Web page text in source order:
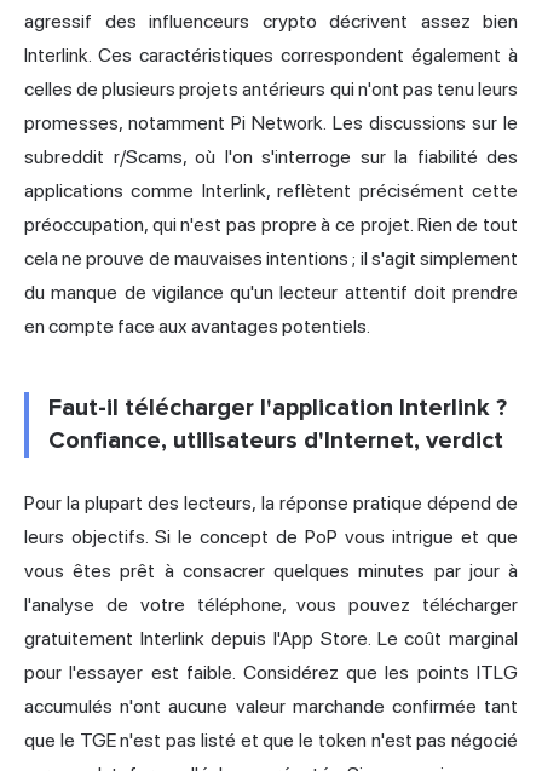
agressif des influenceurs crypto décrivent assez bien
Interlink. Ces caractéristiques correspondent également à
celles de plusieurs projets antérieurs qui n'ont pas tenu leurs
promesses, notamment Pi Network. Les discussions sur le
subreddit r/Scams, où l'on s'interroge sur la fiabilité des
applications comme Interlink, reflètent précisément cette
préoccupation, qui n'est pas propre à ce projet. Rien de tout
cela ne prouve de mauvaises intentions ; il s'agit simplement
du manque de vigilance qu'un lecteur attentif doit prendre
en compte face aux avantages potentiels.
Faut-il télécharger l'application Interlink ?
Confiance, utilisateurs d'Internet, verdict
Pour la plupart des lecteurs, la réponse pratique dépend de
leurs objectifs. Si le concept de PoP vous intrigue et que
vous êtes prêt à consacrer quelques minutes par jour à
l'analyse de votre téléphone, vous pouvez télécharger
gratuitement Interlink depuis l'App Store. Le coût marginal
pour l'essayer est faible. Considérez que les points ITLG
accumulés n'ont aucune valeur marchande confirmée tant
que le TGE n'est pas listé et que le token n'est pas négocié